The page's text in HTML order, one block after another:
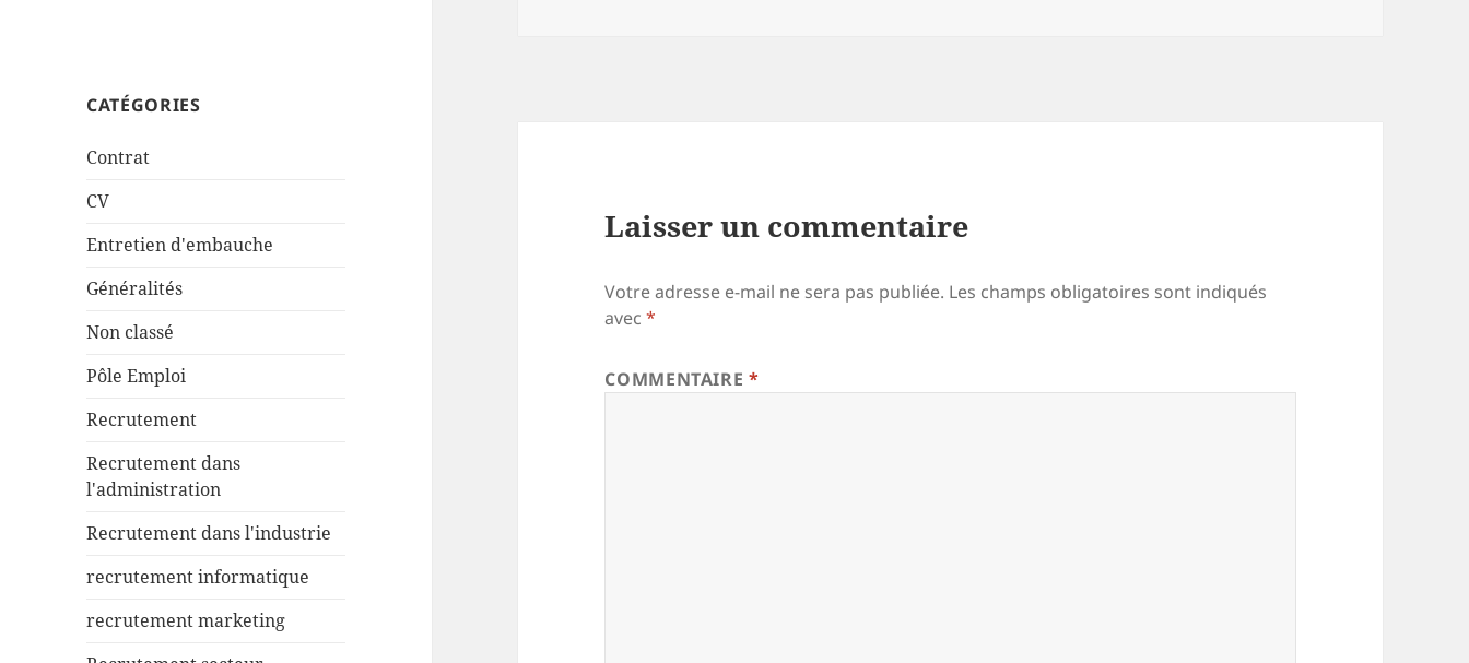
CATÉGORIES
Contrat
CV
Entretien d'embauche
Généralités
Non classé
Pôle Emploi
Recrutement
Recrutement dans
l'administration
Recrutement dans l'industrie
recrutement informatique
recrutement marketing
Laisser un commentaire
Votre adresse e-mail ne sera pas publiée. Les champs obligatoires sont indiqués
avec*
COMMENTAIRE*